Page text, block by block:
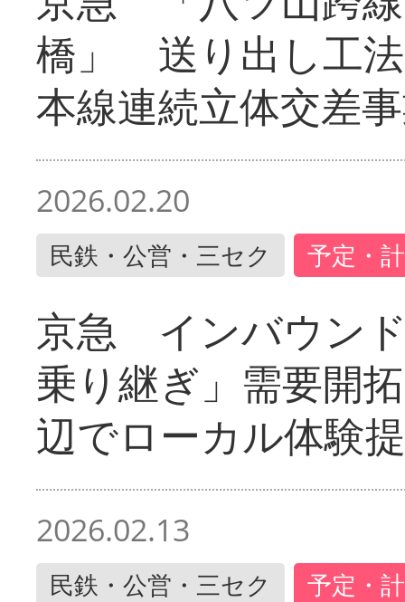
橋」 送り出し工
本線連続立体交差
2026.02.20
民鉄・公営・三セク 予定・
京急 インバウン
乗り継ぎ」需要開
辺でローカル体験
2026.02.13
民鉄・公営・三セク 予定・